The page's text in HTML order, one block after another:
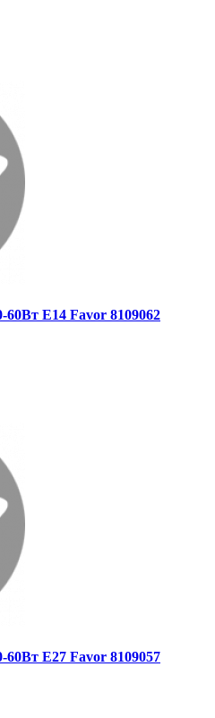
E14 Favor 8109062
E27 Favor 8109057